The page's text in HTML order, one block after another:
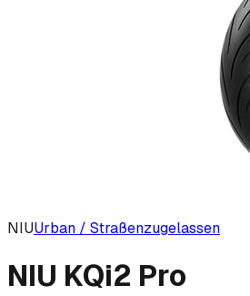
NIUUrban / Straßenzugelassen
NIU KQi2 Pro